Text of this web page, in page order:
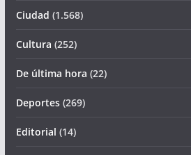
Ciudad (1.568)
Cultura (252)
De última hora (22)
Deportes(269)
Editorial (14)